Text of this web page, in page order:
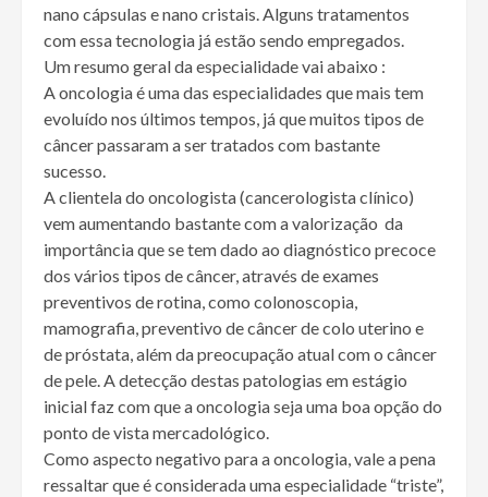
nano cápsulas e nano cristais. Alguns tratamentos
com essa tecnologia já estão sendo empregados.
Um resumo geral da especialidade vai abaixo :
A oncologia é uma das especialidades que mais tem
evoluído nos últimos tempos, já que muitos tipos de
câncer passaram a ser tratados com bastante
sucesso.
A clientela do oncologista (cancerologista clínico)
vem aumentando bastante com a valorização da
importância que se tem dado ao diagnóstico precoce
dos vários tipos de câncer, através de exames
preventivos de rotina, como colonoscopia,
mamografia, preventivo de câncer de colo uterino e
de próstata, além da preocupação atual com o câncer
de pele. A detecção destas patologias em estágio
inicial faz com que a oncologia seja uma boa opção do
ponto de vista mercadológico.
Como aspecto negativo para a oncologia, vale a pena
ressaltar que é considerada uma especialidade “triste”,